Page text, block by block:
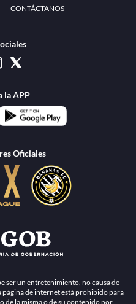
CONTÁCTANOS
la APP
Oficiales
ser un entretenimiento, no causa de
página de internet está prohibido para
de la misma o de su contenido por